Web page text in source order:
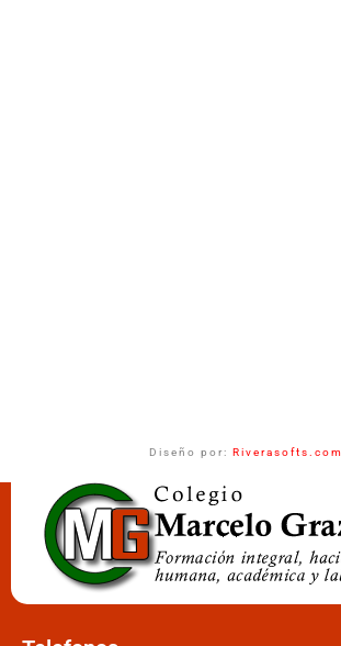
Diseño por: Riverasofts.com